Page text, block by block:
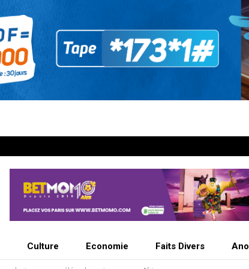
Culture Economie Faits Divers